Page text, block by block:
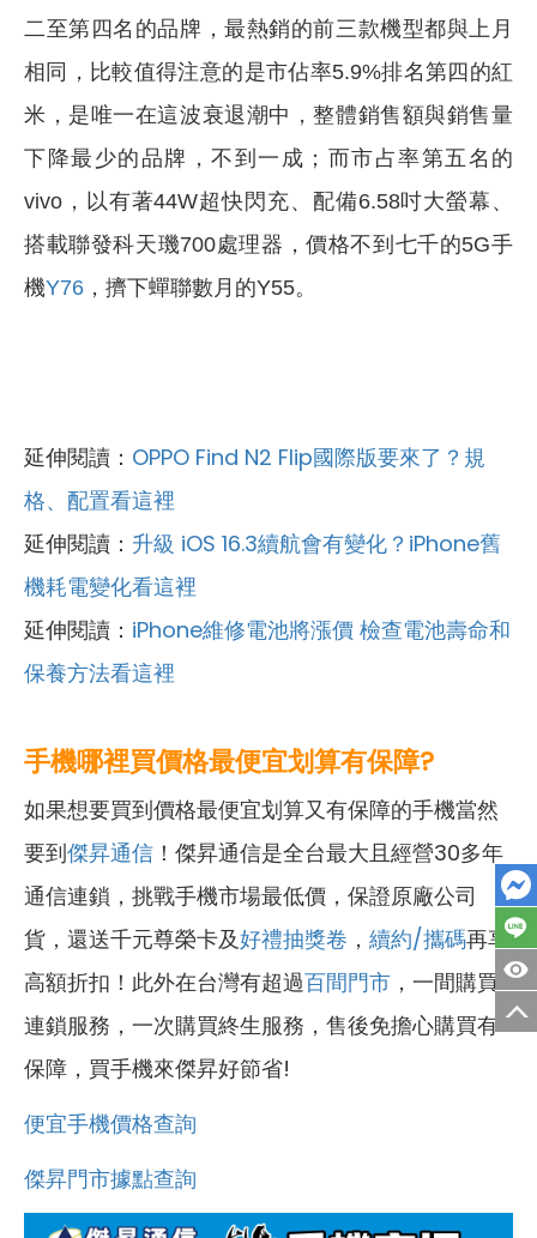
二至第四名的品牌，最熱銷的前三款機型都與上月
相同，比較值得注意的是市佔率5.9%排名第四的紅
米，是唯一在這波衰退潮中，整體銷售額與銷售量
下降最少的品牌，不到一成；而市占率第五名的
vivo，以有著44W超快閃充、配備6.58吋大螢幕、
搭載聯發科天璣700處理器，價格不到七千的5G手
機Y76 ，擠下蟬聯數月的Y55。
延伸閱讀： OPPO Find N2 Flip國際版要來了？規
格、配置看這裡
延伸閱讀： 升級 iOS 16.3續航會有變化？iPhone舊
機耗電變化看這裡
延伸閱讀： iPhone維修電池將漲價 檢查電池壽命和
保養方法看這裡
手機哪裡買價格最便宜划算有保障?
如果想要買到價格最便宜划算又有保障的手機當然
要到傑昇通信 ！傑昇通信是全台最大且經營30多年
通信連鎖，挑戰手機市場最低價，保證原廠公司
貨，還送千元尊榮卡及好禮抽獎卷 ， 續約/攜碼再享
高額折扣！此外在台灣有超過百間門市 ，一間購買
連鎖服務，一次購買終生服務，售後免擔心購買有
保障，買手機來傑昇好節省!
便宜手機價格查詢
傑昇門市據點查詢